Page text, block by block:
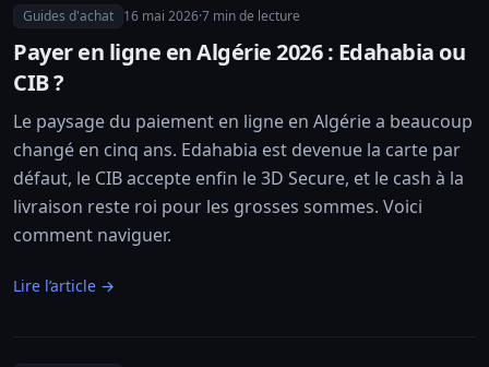
Guides d'achat 16 mai 2026·7 min de lecture
Payer en ligne en Algérie 2026 : Edahabia ou
CIB ?
Le paysage du paiement en ligne en Algérie a beaucoup
changé en cinq ans. Edahabia est devenue la carte par
défaut, le CIB accepte enfin le 3D Secure, et le cash à la
livraison reste roi pour les grosses sommes. Voici
comment naviguer.
Lire l’article →